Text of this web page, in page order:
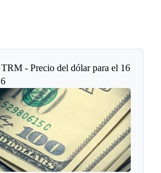
TRM - Precio del dólar para el 16